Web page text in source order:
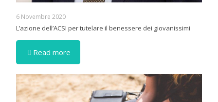
6 Novembre 2020
L’azione dell’ACSI per tutelare il benessere dei giovanissimi
Read more